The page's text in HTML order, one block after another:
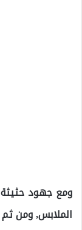
ومع جهود
الملابس, ومن